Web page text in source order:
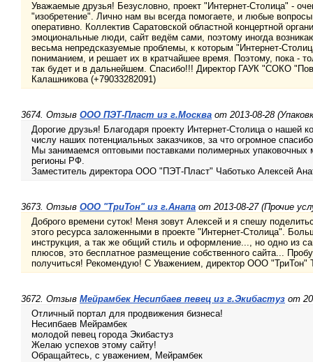
Уважаемые друзья! Безусловно, проект "Интернет-Столица" -
"изобретение". Лично нам вы всегда помогаете, и любые
оперативно. Коллектив Саратовской областной концертной
эмоциональные люди, сайт ведём сами, поэтому иногда
весьма непредсказуемые проблемы, к которым "Интернет-
пониманием, и решает их в кратчайшее время. Поэтому, пока -
так будет и в дальнейшем. Спасибо!!! Директор ГАУК "СОКО
Калашникова (+79033282091)
3674. Отзыв ООО ПЭТ-Пласт из г.Москва от 2013-08-28
Дорогие друзья! Благодаря проекту Интернет-Столица о нашей
числу наших потенциальных заказчиков, за что огромное
Мы занимаемся оптовыми поставками полимерных упаковочных
регионы РФ.
Заместитель директора ООО "ПЭТ-Пласт" Чаботько Алексей
3673. Отзыв ООО "ТриТон" из г.Анапа от 2013-08-27 (Прочие
Доброго времени суток! Меня зовут Алексей и я спешу
этого ресурса заложенными в проекте "Интернет-Столица".
инструкция, а так же общий стиль и оформление..., но одно из
плюсов, это бесплатное размещение собственного сайта...
получиться! Рекомендую! С Уважением, директор ООО "ТриТон"
3672. Отзыв Мейрамбек Несипбаев певец из г.Экибастуз от
Отличный портал для продвижения бизнеса!
Несипбаев Мейрамбек
молодой певец города Экибастуз
Желаю успехов этому сайту!
Обращайтесь, с уважением, Мейрамбек